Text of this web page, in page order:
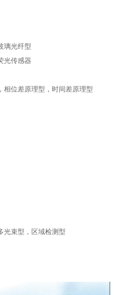
璃光纤型
光传感器
相位差原理型，时间差原理型
光束型，区域检测型